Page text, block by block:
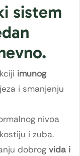
sistem
imunog
i smanjenju
nivoa
i zuba.
dobrog vida i